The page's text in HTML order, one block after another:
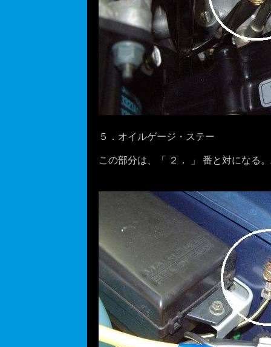
５．オイルゲージ・ステー
この部分は、「 ２． 」 番と対になる